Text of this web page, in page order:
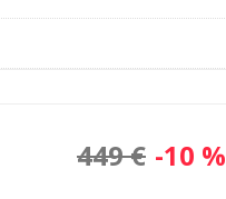
449 € -10 %